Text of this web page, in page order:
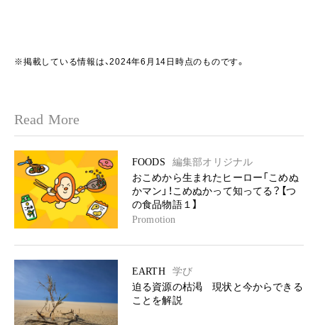
※掲載している情報は、2024年6月14日時点のものです。
Read More
FOODS
編集部オリジナル
おこめから生まれたヒーロー「こめぬ
かマン」！こめぬかって知ってる？【つ
の食品物語１】
Promotion
EARTH
学び
迫る資源の枯渇 現状と今からできる
ことを解説